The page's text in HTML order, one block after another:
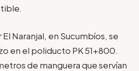
Naranjal, en Sucumbíos, se
en el poliducto PK 51+800.
de manguera que servían